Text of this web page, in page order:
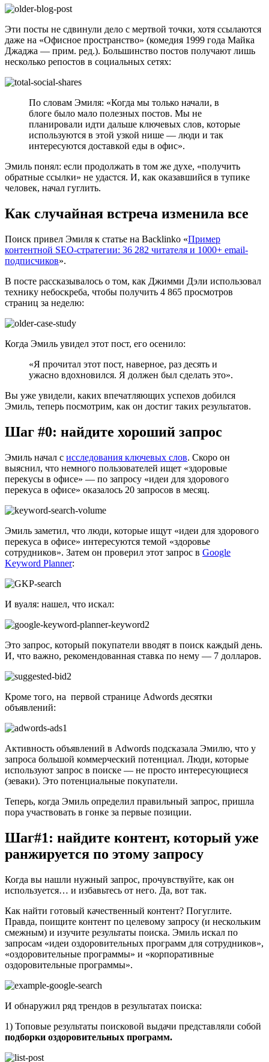
Эти посты не сдвинули дело с мертвой точки, хотя ссылаются
даже на «Офисное пространство» (комедия 1999 года Майка
Джаджа — прим. ред.). Большинство постов получают лишь
несколько репостов в социальных сетях:
По словам Эмиля: «Когда мы только начали, в
блоге было мало полезных постов. Мы не
планировали идти дальше ключевых слов, которые
используются в этой узкой нише — люди и так
интересуются доставкой еды в офис».
Эмиль понял: если продолжать в том же духе, «получить
обратные ссылки» не удастся. И, как оказавшийся в тупике
человек, начал гуглить.
Как случайная встреча изменила все
Поиск привел Эмиля к статье на Backlinko «Пример
контентной SEO-стратегии: 36 282 читателя и 1000+ email-
подписчиков».
В посте рассказывалось о том, как Джимми Дэли использовал
технику небоскреба, чтобы получить 4 865 просмотров
страниц за неделю:
Когда Эмиль увидел этот пост, его осенило:
«Я прочитал этот пост, наверное, раз десять и
ужасно вдохновился. Я должен был сделать это».
Вы уже увидели, каких впечатляющих успехов добился
Эмиль, теперь посмотрим, как он достиг таких результатов.
Шаг #0: найдите хороший запрос
Эмиль начал с исследования ключевых слов. Скоро он
выяснил, что немного пользователей ищет «здоровые
перекусы в офисе» — по запросу «идеи для здорового
перекуса в офисе» оказалось 20 запросов в месяц.
Эмиль заметил, что люди, которые ищут «идеи для здорового
перекуса в офисе» интересуются темой «здоровье
сотрудников». Затем он проверил этот запрос в Google
Keyword Planner:
И вуаля: нашел, что искал:
Это запрос, который покупатели вводят в поиск каждый день.
И, что важно, рекомендованная ставка по нему — 7 долларов.
Кроме того, на первой странице Adwords десятки
объявлений:
Активность объявлений в Adwords подсказала Эмилю, что у
запроса большой коммерческий потенциал. Люди, которые
используют запрос в поиске — не просто интересующиеся
(зеваки). Это потенциальные покупатели.
Теперь, когда Эмиль определил правильный запрос, пришла
пора участвовать в гонке за первые позиции.
Шаг#1: найдите контент, который уже
ранжируется по этому запросу
Когда вы нашли нужный запрос, прочувствуйте, как он
используется… и избавьтесь от него. Да, вот так.
Как найти готовый качественный контент? Погуглите.
Правда, поищите контент по целевому запросу (и нескольким
смежным) и изучите результаты поиска. Эмиль искал по
запросам «идеи оздоровительных программ для сотрудников»,
«оздоровительные программы» и «корпоративные
оздоровительные программы».
И обнаружил ряд трендов в результатах поиска:
1) Топовые результаты поисковой выдачи представляли собой
подборки оздоровительных программ.